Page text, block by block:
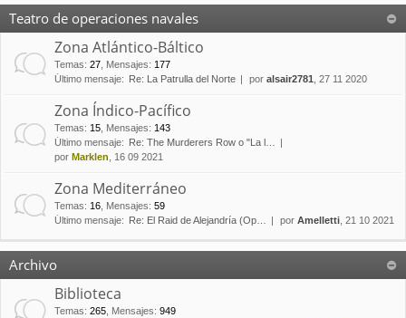
Teatro de operaciones navales
Zona Atlántico-Báltico
Temas: 27 Mensajes: 177
Último mensaje:
Re: La Patrulla del Norte por alsair2781 , 27 11 2020
Zona Índico-Pacífico
Temas: 15 Mensajes: 143
Último mensaje:
Re: The Murderers Row o "La l…
por Marklen , 16 09 2021
Zona Mediterráneo
Temas: 16 Mensajes: 59
Último mensaje:
Re: El Raid de Alejandría (Op… por Amelletti , 21 10 2021
Archivo
Biblioteca
Temas: 265 Mensajes: 949